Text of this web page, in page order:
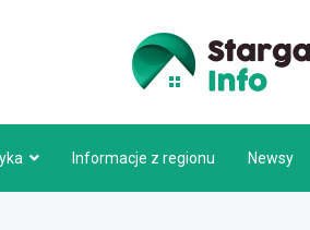
Informacje z regionu Newsy